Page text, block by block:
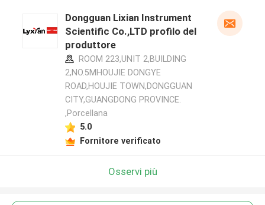
Dongguan Lixian Instrument
Scientific Co.,LTD profilo del
produttore
ROOM 223,UNIT 2,BUILDING
2,NO.5MHOUJIE DONGYE
ROAD,HOUJIE TOWN,DONGGUAN
CITY,GUANGDONG PROVINCE.
,Porcellana
5.0
Fornitore verificato
Osservi più